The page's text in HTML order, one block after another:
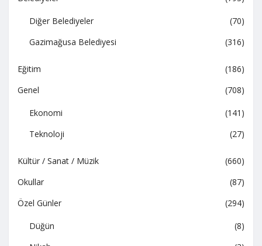
Diğer Belediyeler
(70)
Gazimağusa Belediyesi
(316)
Eğitim
(186)
Genel
(708)
Ekonomi
(141)
Teknoloji
(27)
Kültür / Sanat / Müzik
(660)
Okullar
(87)
Özel Günler
(294)
Düğün
(8)